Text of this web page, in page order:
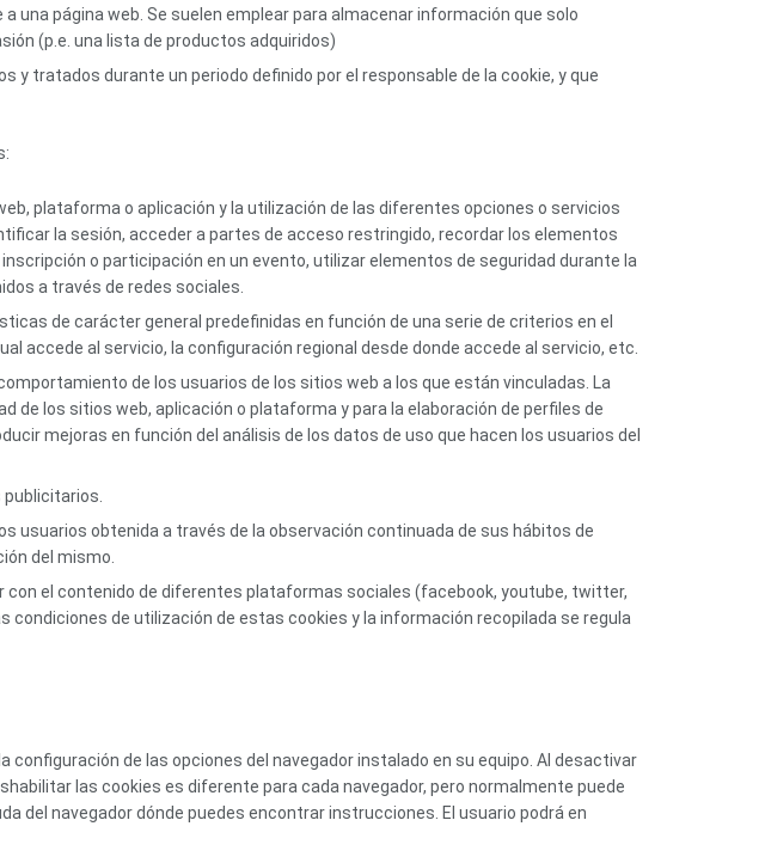
una página web. Se suelen emplear para almacenar información que solo
(p.e. una lista de productos adquiridos)
tratados durante un periodo definido por el responsable de la cookie, y que
plataforma o aplicación y la utilización de las diferentes opciones o servicios
la sesión, acceder a partes de acceso restringido, recordar los elementos
o participación en un evento, utilizar elementos de seguridad durante la
a través de redes sociales.
de carácter general predefinidas en función de una serie de criterios en el
accede al servicio, la configuración regional desde donde accede al servicio, etc.
de los usuarios de los sitios web a los que están vinculadas. La
los sitios web, aplicación o plataforma y para la elaboración de perfiles de
mejoras en función del análisis de los datos de uso que hacen los usuarios del
publicitarios.
usuarios obtenida a través de la observación continuada de sus hábitos de
del mismo.
el contenido de diferentes plataformas sociales (facebook, youtube, twitter,
condiciones de utilización de estas cookies y la información recopilada se regula
de las opciones del navegador instalado en su equipo. Al desactivar
las cookies es diferente para cada navegador, pero normalmente puede
del navegador dónde puedes encontrar instrucciones. El usuario podrá en